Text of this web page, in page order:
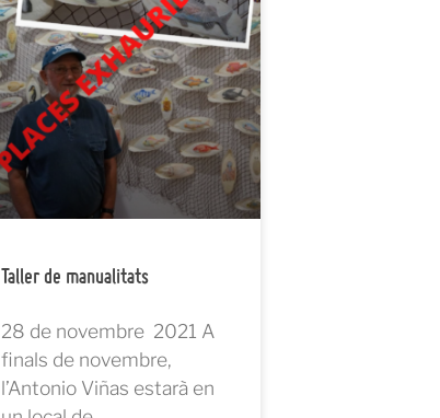
Taller de manualitats
28 de novembre 2021 A
finals de novembre,
l’Antonio Viñas estarà en